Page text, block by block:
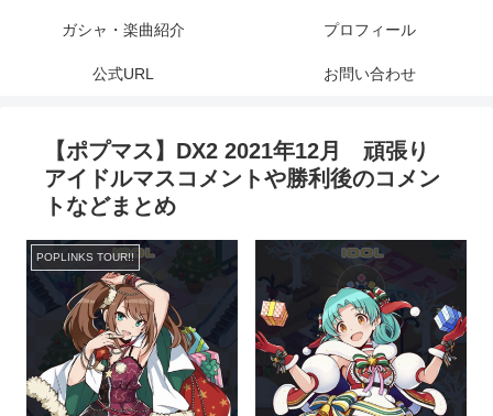
ガシャ・楽曲紹介 プロフィール
公式URL お問い合わせ
【ポプマス】DX2 2021年12月 頑張り
アイドルマスコメントや勝利後のコメン
トなどまとめ
POPLINKS TOUR!!